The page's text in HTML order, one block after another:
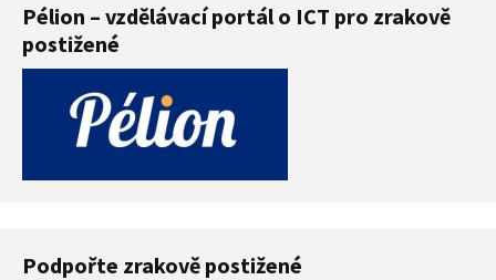
Pélion – vzdělávací portál o ICT pro zrakově
postižené
Podpořte zrakově postižené